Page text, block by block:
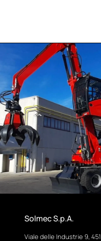
Solmec S.p.A.
Viale delle Industrie 9,